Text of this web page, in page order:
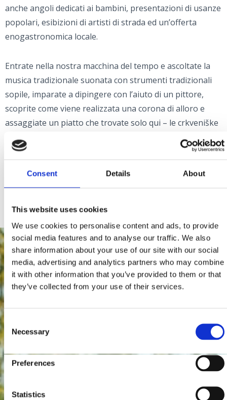
Consent Details About
This website uses cookies
We use cookies to personalise content and ads, to provide
social media features and to analyse our traffic. We also
share information about your use of our site with our social
media, advertising and analytics partners who may combine
it with other information that you’ve provided to them or that
they’ve collected from your use of their services.
Consent
Selection
Necessary
Preferences
Statistics
anche angoli dedicati ai bambini, presentazioni di usanze
popolari, esibizioni di artisti di strada ed un’offerta
enogastronomica locale.
Entrate nella nostra macchina del tempo e ascoltate la
musica tradizionale suonata con strumenti tradizionali
sopile, imparate a dipingere con l’aiuto di un pittore,
scoprite come viene realizzata una corona di alloro e
assaggiate un piatto che trovate solo qui – le crkveniške
rupice ovvero polpette di pesce, ovviamente
accompagnate da un bicchiere di vino locale.